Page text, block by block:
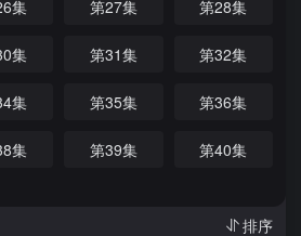
集 第27集 第28集
集 第31集 第32集
集 第35集 第36集
集 第39集 第40集
排序